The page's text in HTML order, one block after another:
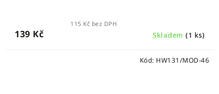
Skladem (1 ks)
115 Kč bez DPH
139 Kč
Kód: HW131/MOD-46